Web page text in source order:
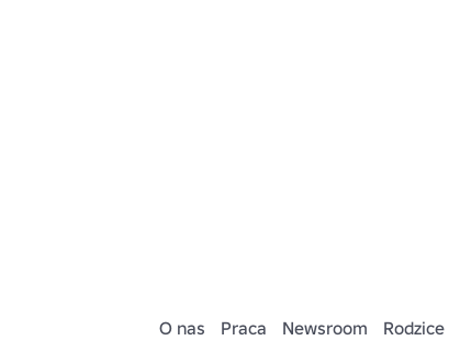
O nas Praca Newsroom Rodzice